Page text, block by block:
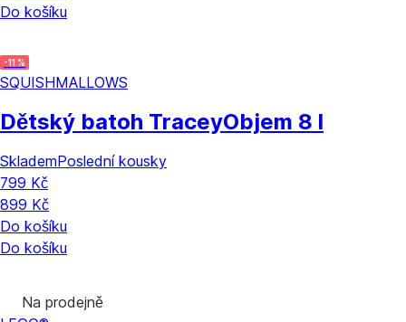
Do košíku
-11 %
SQUISHMALLOWS
Dětský batoh TraceyObjem 8 l
SklademPoslední kousky
799 Kč
899 Kč
Do košíku
Do košíku
Na prodejně